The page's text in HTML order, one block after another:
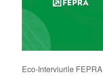
Eco-Interviurile FEPRA